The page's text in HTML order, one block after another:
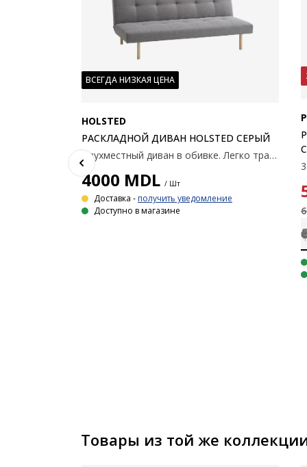
ВСЕГДА НИЗКАЯ ЦЕНА
HOLSTED
РАСКЛАДНОЙ ДИВАН HOLSTED СЕРЫЙ
Двухместный диван в обивке. Легко трансформируется в кровать. Подушки из пенополиуретана. Ножки из массива дерева. Разложенная поверхность 108x180 см. 180x82x92 см
4000 MDL / Шт
Доставка - получить уведомление
Доступно в магазине
Товары из той же